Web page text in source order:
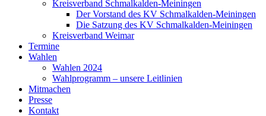
Kreisverband Schmalkalden-Meiningen
Der Vorstand des KV Schmalkalden-Meiningen
Die Satzung des KV Schmalkalden-Meiningen
Kreisverband Weimar
Termine
Wahlen
Wahlen 2024
Wahlprogramm – unsere Leitlinien
Mitmachen
Presse
Kontakt